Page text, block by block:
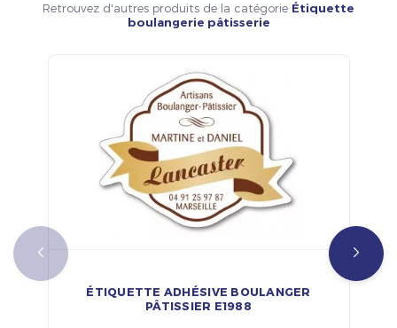
Retrouvez d'autres produits de la catégorie Étiquette
boulangerie pâtisserie
ÉTIQUETTE ADHÉSIVE BOULANGER
PÂTISSIER E1988